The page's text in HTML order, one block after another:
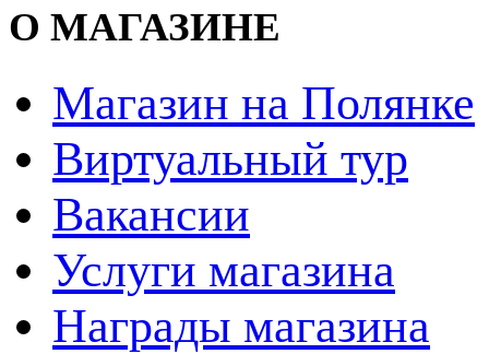
О МАГАЗИНЕ
Магазин на Полянке
Виртуальный тур
Вакансии
Услуги магазина
Награды магазина